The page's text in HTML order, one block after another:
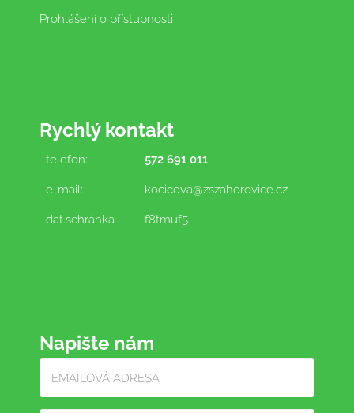
Prohlášení o přístupnosti
Rychlý kontakt
telefon: 572 691 011
e-mail: kocicova@zszahorovice.cz
dat.schránka f8tmuf5
Napište nám